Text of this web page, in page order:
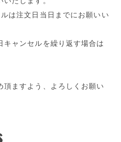
は注文日当日までにお願いい
ャンセルを繰り返す場合は
頂ますよう、よろしくお願い